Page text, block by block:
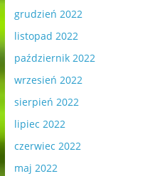
grudzień 2022
listopad 2022
październik 2022
wrzesień 2022
sierpień 2022
lipiec 2022
czerwiec 2022
maj 2022